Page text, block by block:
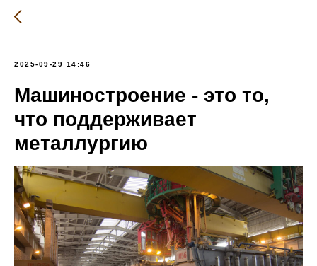
2025-09-29 14:46
Машиностроение - это то,
что поддерживает
металлургию